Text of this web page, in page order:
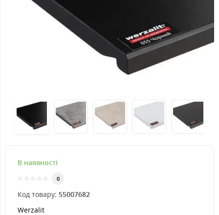
В наявності
0
Код товару: 55007682
Werzalit